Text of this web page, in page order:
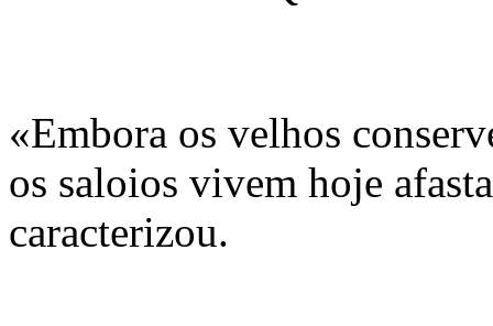
«Embora os velhos
os saloios vivem hoje
caracterizou.